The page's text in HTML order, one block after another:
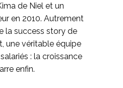
de Niel et un
en 2010. Autrement
la success story de
une véritable équipe
: la croissance
enfin.